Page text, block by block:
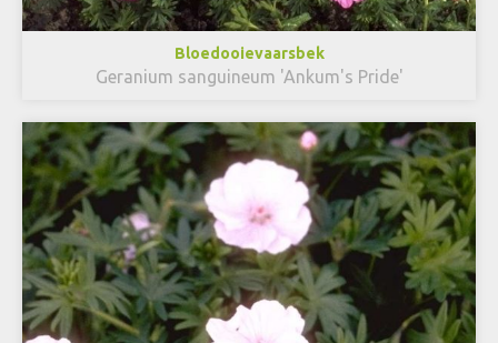
Bloedooievaarsbek
Geranium sanguineum 'Ankum's Pride'